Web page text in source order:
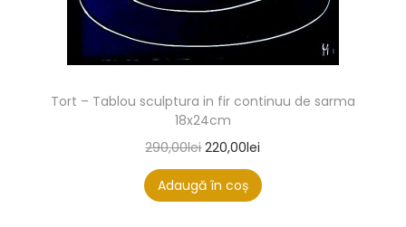
Tort – Tablou sculptura in fir continuu de sarma
18x24cm
290,00lei 220,00lei
Adaugă în coș